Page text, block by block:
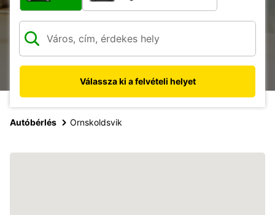
Válassza ki a felvételi helyet
Autóbérlés Ornskoldsvik